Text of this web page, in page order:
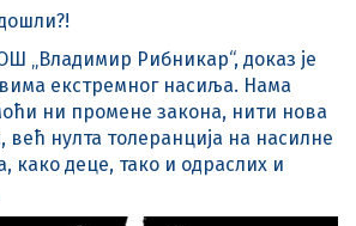
„Владимир Рибникар“, доказ је
екстремног насиља. Нама
ни промене закона, нити нова
већ нулта толеранција на насилне
како деце, тако и одраслих и